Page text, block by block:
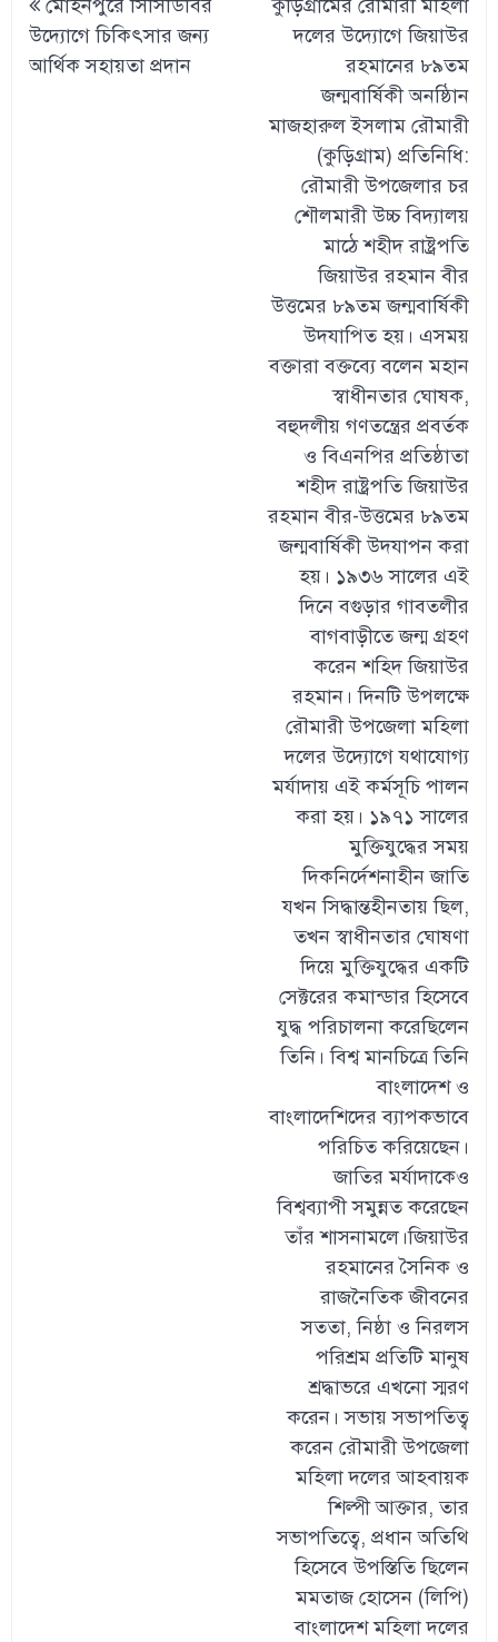
navigation
মোহনপুরে সিসিডিবির
উদ্যোগে চিকিৎসার জন্য
আর্থিক সহায়তা প্রদান
কুড়িগ্রামের রৌমারী মহিলা
দলের উদ্যোগে জিয়াউর
রহমানের ৮৯তম
জন্মবার্ষিকী অনষ্ঠিান
মাজহারুল ইসলাম রৌমারী
(কুড়িগ্রাম) প্রতিনিধি:
রৌমারী উপজেলার চর
শৌলমারী উচ্চ বিদ্যালয়
মাঠে শহীদ রাষ্ট্রপতি
জিয়াউর রহমান বীর
উত্তমের ৮৯তম জন্মবার্ষিকী
উদযাপিত হয়। এসময়
বক্তারা বক্তব্যে বলেন মহান
স্বাধীনতার ঘোষক,
বহুদলীয় গণতন্ত্রের প্রবর্তক
ও বিএনপির প্রতিষ্ঠাতা
শহীদ রাষ্ট্রপতি জিয়াউর
রহমান বীর-উত্তমের ৮৯তম
জন্মবার্ষিকী উদযাপন করা
হয়। ১৯৩৬ সালের এই
দিনে বগুড়ার গাবতলীর
বাগবাড়ীতে জন্ম গ্রহণ
করেন শহিদ জিয়াউর
রহমান। দিনটি উপলক্ষে
রৌমারী উপজেলা মহিলা
দলের উদ্যোগে যথাযোগ্য
মর্যাদায় এই কর্মসূচি পালন
করা হয়। ১৯৭১ সালের
মুক্তিযুদ্ধের সময়
দিকনির্দেশনাহীন জাতি
যখন সিদ্ধান্তহীনতায় ছিল,
তখন স্বাধীনতার ঘোষণা
দিয়ে মুক্তিযুদ্ধের একটি
সেক্টরের কমান্ডার হিসেবে
যুদ্ধ পরিচালনা করেছিলেন
তিনি। বিশ্ব মানচিত্রে তিনি
বাংলাদেশ ও
বাংলাদেশিদের ব্যাপকভাবে
পরিচিত করিয়েছেন।
জাতির মর্যাদাকেও
বিশ্বব্যাপী সমুন্নত করেছেন
তাঁর শাসনামলে।জিয়াউর
রহমানের সৈনিক ও
রাজনৈতিক জীবনের
সততা, নিষ্ঠা ও নিরলস
পরিশ্রম প্রতিটি মানুষ
শ্রদ্ধাভরে এখনো স্মরণ
করেন। সভায় সভাপতিত্ব
করেন রৌমারী উপজেলা
মহিলা দলের আহবায়ক
শিল্পী আক্তার, তার
সভাপতিত্বে, প্রধান অতিথি
হিসেবে উপস্তিতি ছিলেন
মমতাজ হোসেন (লিপি)
বাংলাদেশ মহিলা দলের